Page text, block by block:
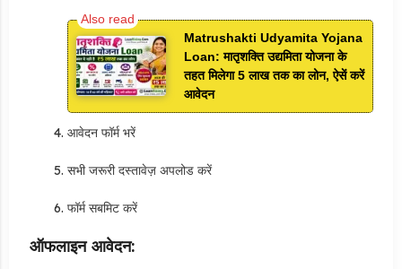
Matrushakti Udyamita Yojana
Loan: मातृशक्ति उद्यमिता योजना के
तहत मिलेगा 5 लाख तक का लोन, ऐसें करें
आवेदन
आवेदन फॉर्म भरें
सभी जरूरी दस्तावेज़ अपलोड करें
फॉर्म सबमिट करें
ऑफलाइन आवेदन: